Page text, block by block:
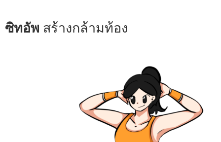
ซิทอัพ สร้างกล้ามท้อง